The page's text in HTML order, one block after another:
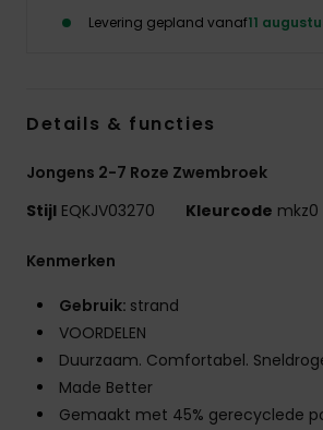
Levering gepland vanaf11
Details & functies
Jongens 2-7 Roze Zwembroek
Stijl EQKJV03270 Kleurcode mkz0
Kenmerken
Gebruik: strand
VOORDELEN
Duurzaam. Comfortabel.
Made Better
Gemaakt met 45% gerecyclede